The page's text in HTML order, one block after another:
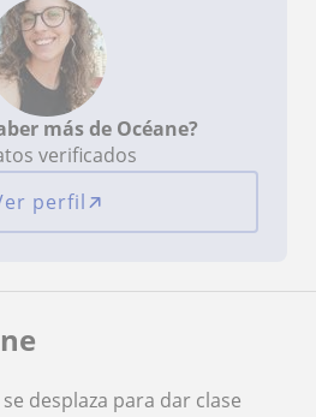
más de Océane?
verificados
perfil
desplaza para dar clase